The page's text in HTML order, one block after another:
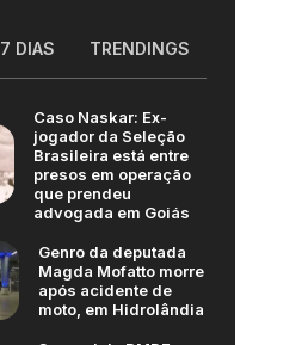
7 DIAS TRENDINGS
Caso Naskar: Ex-
jogador da Seleção
Brasileira está entre
presos em operação
que prendeu
advogada em Goiás
Genro da deputada
Magda Mofatto morre
após acidente de
moto, em Hidrolândia